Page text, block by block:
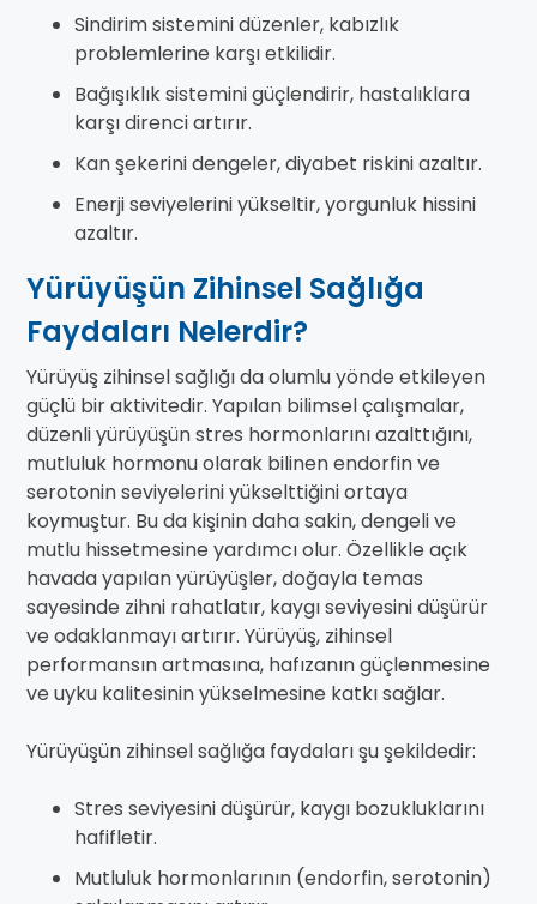
Sindirim sistemini düzenler, kabızlık
problemlerine karşı etkilidir.
Bağışıklık sistemini güçlendirir, hastalıklara
karşı direnci artırır.
Kan şekerini dengeler, diyabet riskini azaltır.
Enerji seviyelerini yükseltir, yorgunluk hissini
azaltır.
Yürüyüşün Zihinsel Sağlığa
Faydaları Nelerdir?
Yürüyüş zihinsel sağlığı da olumlu yönde etkileyen
güçlü bir aktivitedir. Yapılan bilimsel çalışmalar,
düzenli yürüyüşün stres hormonlarını azalttığını,
mutluluk hormonu olarak bilinen endorfin ve
serotonin seviyelerini yükselttiğini ortaya
koymuştur. Bu da kişinin daha sakin, dengeli ve
mutlu hissetmesine yardımcı olur. Özellikle açık
havada yapılan yürüyüşler, doğayla temas
sayesinde zihni rahatlatır, kaygı seviyesini düşürür
ve odaklanmayı artırır. Yürüyüş, zihinsel
performansın artmasına, hafızanın güçlenmesine
ve uyku kalitesinin yükselmesine katkı sağlar.
Yürüyüşün zihinsel sağlığa faydaları şu şekildedir:
Stres seviyesini düşürür, kaygı bozukluklarını
hafifletir.
Mutluluk hormonlarının (endorfin, serotonin)